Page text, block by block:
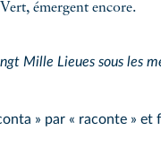
émergent encore.
Mille Lieues sous les
» par « raconte » et